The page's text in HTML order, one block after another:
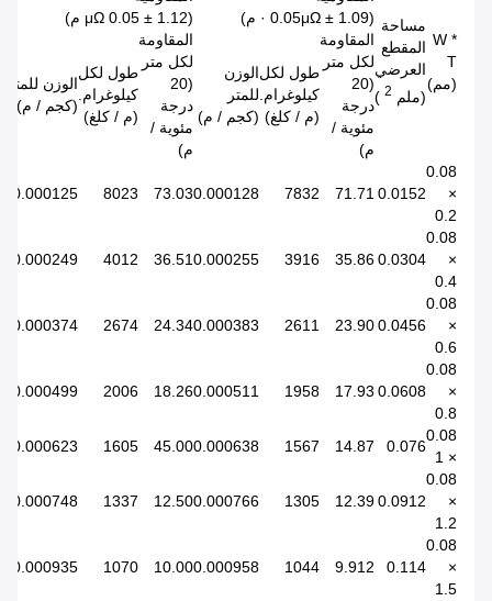
W *
T
(مم)
مساحة
المقطع
العرضي
(ملم 2
)
(1.09 ± 0.05μΩ · م)
(1.12 ± 0.05 μΩ م)
المقاومة
لكل متر
(20
درجة
مئوية /
م)
طول لكل
كيلوغرام.
(م / كلغ)
الوزن
للمتر
(كجم / م)
المقاومة
لكل متر
(20
درجة
مئوية /
م)
طول لكل
كيلوغرام.
(م / كلغ)
الوزن للمتر
(كجم / م)
0.08
×
0.2
0.0152
71.71
7832
0.000128
73.03
8023
0.000125
0.08
×
0.4
0.0304
35.86
3916
0.000255
36.51
4012
0.000249
0.08
×
0.6
0.0456
23.90
2611
0.000383
24.34
2674
0.000374
0.08
×
0.8
0.0608
17.93
1958
0.000511
18.26
2006
0.000499
0.08
× 1
0.076
14.87
1567
0.000638
45.00
1605
0.000623
0.08
×
1.2
0.0912
12.39
1305
0.000766
12.50
1337
0.000748
0.08
×
1.5
0.114
9.912
1044
0.000958
10.00
1070
0.000935